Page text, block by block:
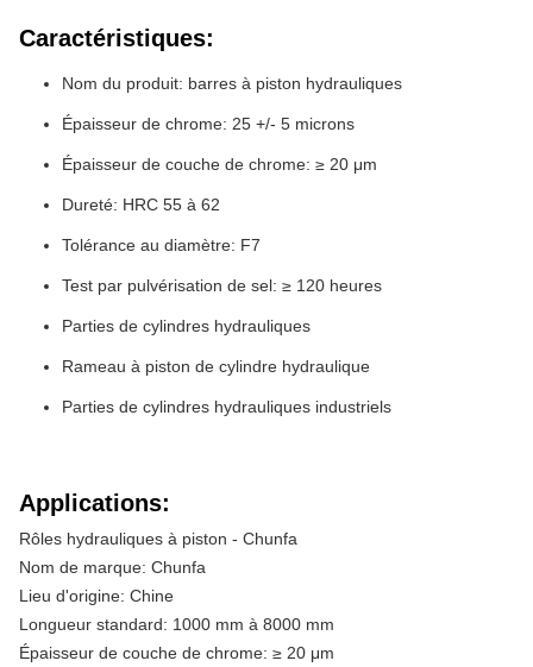
Caractéristiques:
Nom du produit: barres à piston hydrauliques
Épaisseur de chrome: 25 +/- 5 microns
Épaisseur de couche de chrome: ≥ 20 μm
Dureté: HRC 55 à 62
Tolérance au diamètre: F7
Test par pulvérisation de sel: ≥ 120 heures
Parties de cylindres hydrauliques
Rameau à piston de cylindre hydraulique
Parties de cylindres hydrauliques industriels
Applications:
Rôles hydrauliques à piston - Chunfa
Nom de marque: Chunfa
Lieu d'origine: Chine
Longueur standard: 1000 mm à 8000 mm
Épaisseur de couche de chrome: ≥ 20 μm